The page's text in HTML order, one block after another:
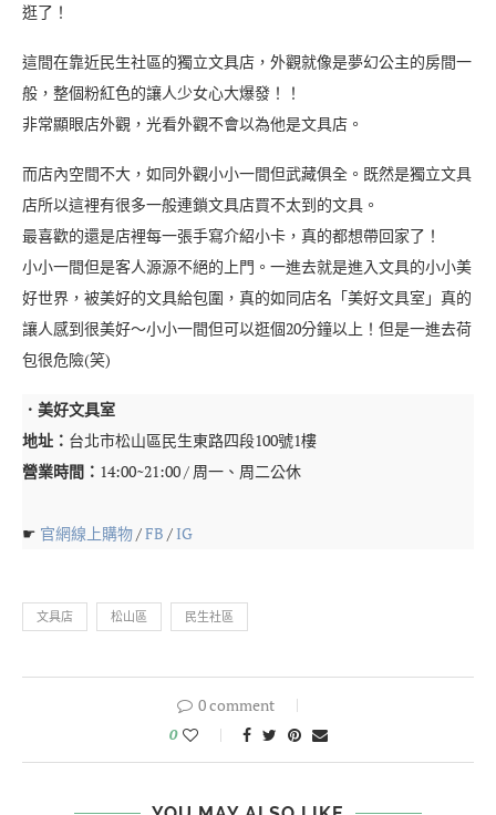
逛了！
這間在靠近民生社區的獨立文具店，外觀就像是夢幻公主的房間一
般，整個粉紅色的讓人少女心大爆發！！
非常顯眼店外觀，光看外觀不會以為他是文具店。
而店內空間不大，如同外觀小小一間但武藏俱全。既然是獨立文具
店所以這裡有很多一般連鎖文具店買不太到的文具。
最喜歡的還是店裡每一張手寫介紹小卡，真的都想帶回家了！
小小一間但是客人源源不絕的上門。一進去就是進入文具的小小美
好世界，被美好的文具給包圍，真的如同店名「美好文具室」真的
讓人感到很美好～小小一間但可以逛個20分鐘以上！但是一進去荷
包很危險(笑)
．美好文具室
地址： 台北市松山區民生東路四段100號1樓
營業時間： 14:00~21:00 / 周一、周二公休
☛ 官網線上購物/FB / IG
文具店 松山區 民生社區
0 comment
0